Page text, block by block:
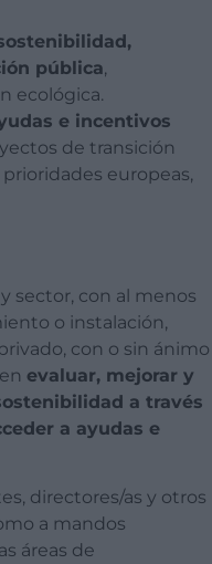
pública,
ecológica.
e incentivos
de transición
europeas,
sector, con al menos
o instalación,
con o sin ánimo
evaluar, mejorar y
a través
a ayudas e
directores/as y otros
a mandos
áreas de